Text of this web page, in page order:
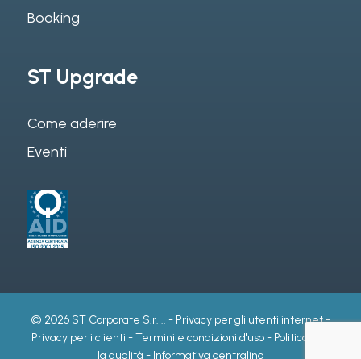
Booking
ST Upgrade
Come aderire
Eventi
© 2026 ST Corporate S.r.l.. - Privacy per gli utenti internet-
Privacy per i clienti -Termini e condizioni d'uso- Politica per
la qualità - Informativa centralino